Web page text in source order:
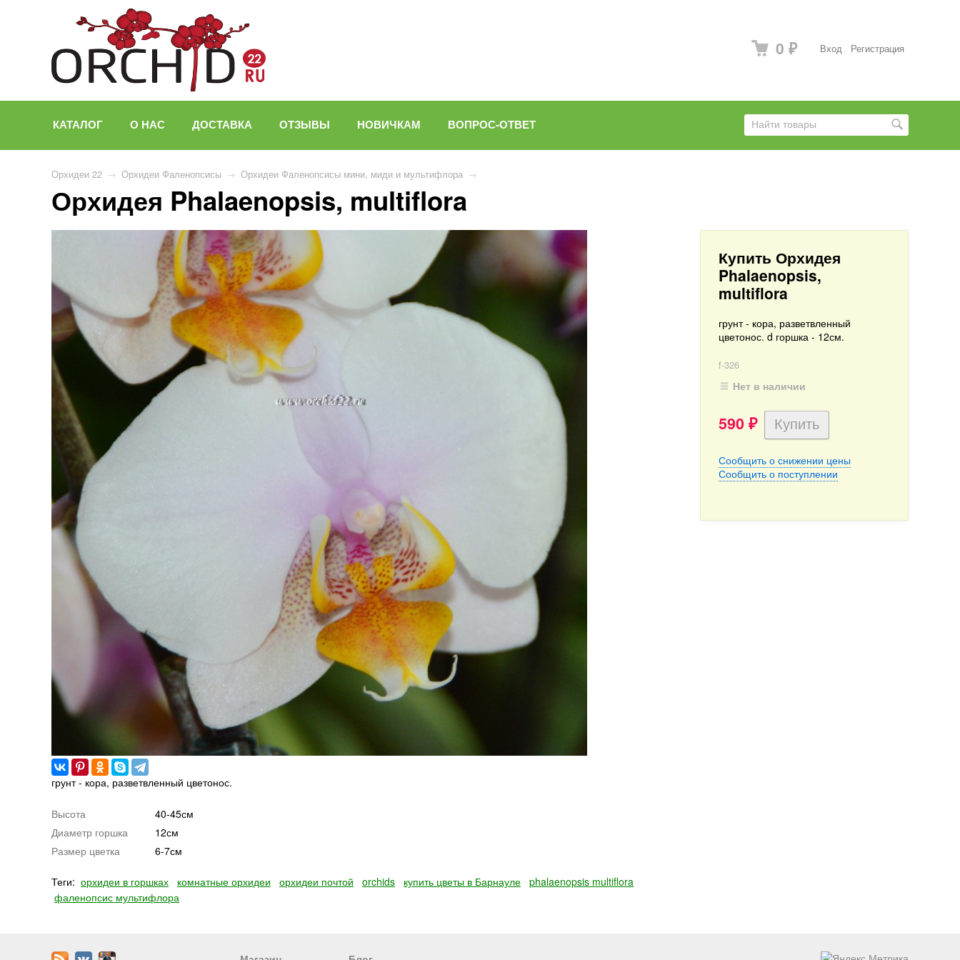
Вход Регистрация
0 ₽
КАТАЛОГ О НАС ДОСТАВКА ОТЗЫВЫ НОВИЧКАМ ВОПРОС-ОТВЕТ
Орхидеи 22 → Орхидеи Фаленопсисы → Орхидеи Фаленопсисы мини, миди и мультифлора →
Орхидея Phalaenopsis, multiflora
Купить Орхидея
Phalaenopsis,
multiflora
грунт - кора, разветвленный
цветонос. d горшка - 12см.
f-326
Нет в наличии
590 ₽
Сообщить о снижении цены
Сообщить о поступлении
грунт - кора, разветвленный цветонос.
Высота
40-45см
Диаметр горшка
12см
Размер цветка
6-7см
Теги: орхидеи в горшках комнатные орхидеи орхидеи почтой orchids купить цветы в Барнауле phalaenopsis multiflora
фаленопсис мультифлора